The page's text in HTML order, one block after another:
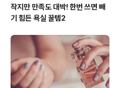
작지만 만족도 대박! 한번 쓰면 빼
기 힘든 욕실 꿀템2